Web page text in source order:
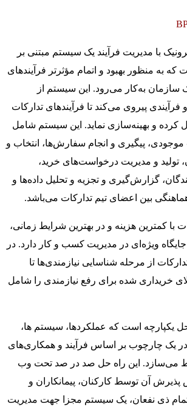
با مدیریت فرآیند یک سیستم مبتنی بر
به منظور بهبود و اتمام مؤثرتر فرآیندهای
سازمان به‌کار می‌رود. این سیستم از
فرآیندی پیروی می‌کند تا فرآیندهای تدارکات
کرده و بهینه‌سازی نماید. این سیستم شامل
موجودی، پیگیری و انجام سفارش‌ها، انتخاب و
تولید و مدیریت درخواست‌های خرید،
گزارش‌گیری و تجزیه و تحلیل داده‌ها و
بین اعضای تیم تدارکات می‌باشد.
با کمترین هزینه و در بهترین شرایط زمانی،
ویژه‌ای در مدیریت کسب و کار دارد. در
از مرحله شناسایی نیازمندی‌ها تا
خریداری شده برای رفع نیازمندی را شامل
یكپارچه است که عملکردها، سیستم ها،
در یک چارچوب بر اساس فرآیند و همکاری‌های
می‌سازد. این راه حل صد در صد تحت وب
پذیرش آن توسط کارکنان، پیمانکاران و
ذی نفعان، یک سیستم مجزا جهت مدیریت